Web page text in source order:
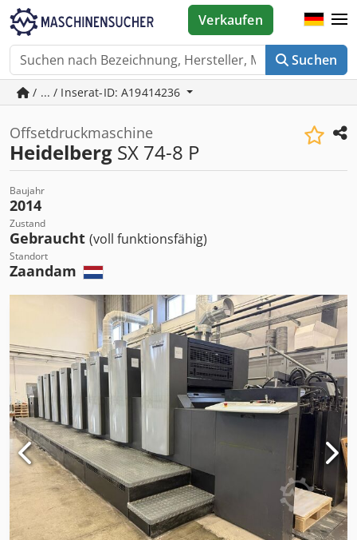
Suchen
Verkaufen
/ ... / Inserat-ID: A19414236
Offsetdruckmaschine
Heidelberg SX 74-8 P
Baujahr
2014
Zustand
Gebraucht (voll funktionsfähig)
Standort
Zaandam